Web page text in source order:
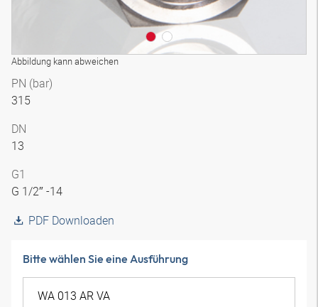
Abbildung kann abweichen
PN (bar)
315
DN
13
G1
G 1/2″ -14
PDF Downloaden
Bitte wählen Sie eine Ausführung